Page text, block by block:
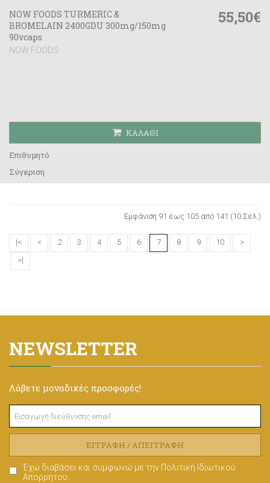
NOW FOODS TURMERIC &
BROMELAIN 2400GDU 300mg/150mg
90vcaps
NOW FOODS
55,50€
ΚΑΛΆΘΙ
Επιθυμητό
Σύγκριση
Εμφάνιση 91 έως 105 από 141 (10 Σελ.)
|< < 2 3 4 5 6 7 8 9 10
>
>|
NEWSLETTER
Λάβετε μοναδικές προσφορές!
ΕΓΓΡΑΦΉ / ΑΠΕΓΓΡΑΦΉ
Έχω διαβάσει και συμφωνώ με την Πολιτική Ιδιωτικού
Απορρήτου.